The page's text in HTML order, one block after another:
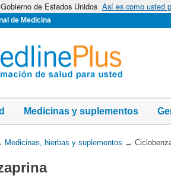
de Estados Unidos Así es como usted
de Medicina
Medicinas y suplementos
Medicinas, hierbas y suplementos →